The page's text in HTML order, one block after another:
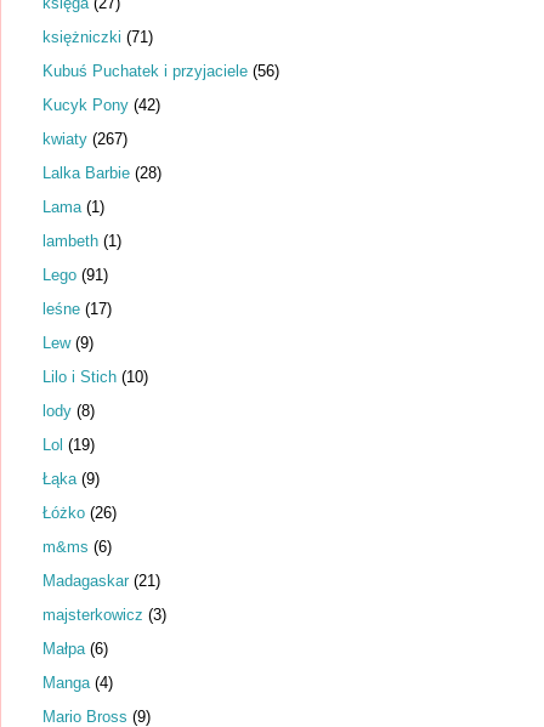
księżniczki (71)
Kubuś Puchatek i przyjaciele (56)
Kucyk Pony (42)
kwiaty (267)
Lalka Barbie (28)
Lama (1)
lambeth (1)
Lego (91)
leśne (17)
Lew (9)
Lilo i Stich (10)
lody (8)
Lol (19)
Łąka (9)
Łóżko (26)
m&ms (6)
Madagaskar (21)
majsterkowicz (3)
Małpa (6)
Manga (4)
Mario Bross (9)